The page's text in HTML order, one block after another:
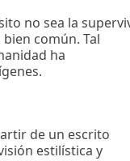
no sea la
común. Tal
ha
de un escrito
estilística y